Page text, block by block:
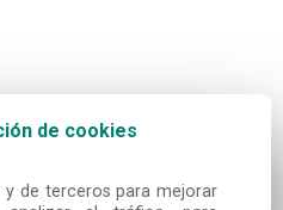
de cookies
de terceros para mejorar